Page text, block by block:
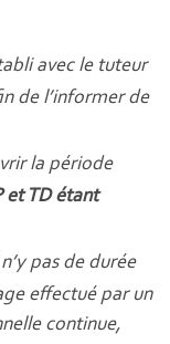
avec le tuteur
de l’informer de
la période
et TD étant
pas de durée
effectué par un
continue,